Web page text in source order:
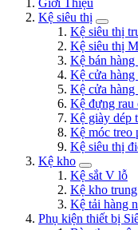
Giới Thiệu
Kệ siêu thị
Kệ siêu thị
Kệ siêu thị
Kệ bán hàng
Kệ cửa hàng
Kệ cửa hàng
Kệ đựng rau
Kệ giày dép
Kệ móc treo
Kệ siêu thị
Kệ kho
Kệ sắt V lỗ
Kệ kho
Kệ tải hàng
Phụ kiện thiết bị